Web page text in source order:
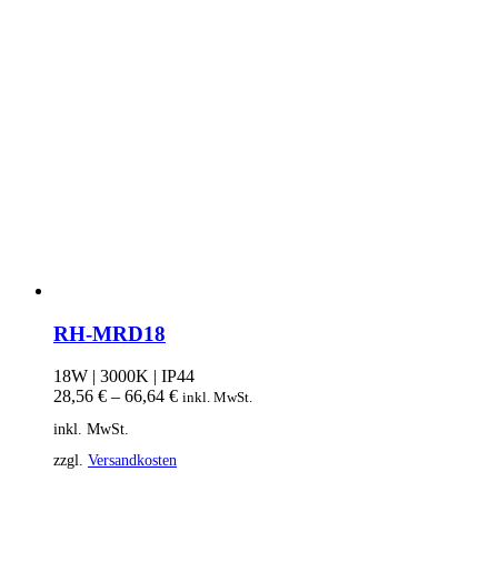
RH-MRD18
18W | 3000K | IP44
28,56 € – 66,64 € inkl. MwSt.
inkl. MwSt.
zzgl. Versandkosten